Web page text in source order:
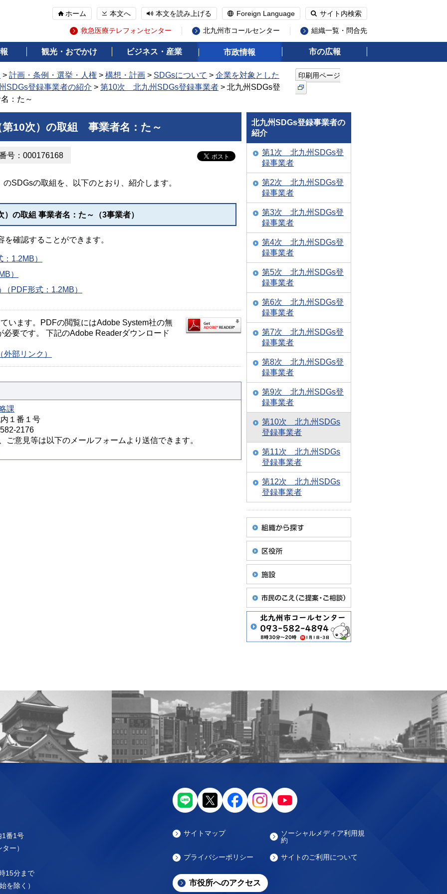
ホーム 本文へ 本文を読み上げる Foreign Language サイト内検索
救急医療テレフォンセンター 北九州市コールセンター 組織一覧・問合先
観光・おでかけ ビジネス・産業 市政情報 市の広報
> 計画・条例・選挙・人権 > 構想・計画 > SDGsについて > 企業を対象とした
SDGs登録事業者の紹介 > 第10次 北九州SDGs登録事業者 > 北九州SDGs登
：た～
印刷用ページ
第10次）の取組 事業者名：た～
号：000176168
SDGsの取組を、以下のとおり、紹介します。
の取組 事業者名：た～（3事業者）
確認することができます。
1.2MB）
）
PDF形式：1.2MB）
います。PDFの閲覧にはAdobe System社の無
要です。 下記のAdobe Readerダウンロード
部リンク）
課
１番１号
2176
ご意見等は以下のメールフォームより送信できます。
北九州SDGs登録事業者の
紹介
第1次 北九州SDGs登
録事業者
第2次 北九州SDGs登
録事業者
第3次 北九州SDGs登
録事業者
第4次 北九州SDGs登
録事業者
第5次 北九州SDGs登
録事業者
第6次 北九州SDGs登
録事業者
第7次 北九州SDGs登
録事業者
第8次 北九州SDGs登
録事業者
第9次 北九州SDGs登
録事業者
第10次 北九州SDGs
登録事業者
第11次 北九州SDGs
登録事業者
第12次 北九州SDGs
登録事業者
番1号
ー）
15分まで
を除く）
サイトマップ
ソーシャルメディア利用規
約
プライバシーポリシー サイトのご利用について
市役所へのアクセス